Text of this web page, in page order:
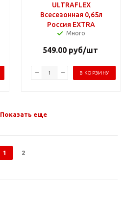
ULTRAFLEX
Всесезонная 0,65л
Россия EXTRA
Много
549.00руб/шт
В КОРЗИНУ
Показать еще
1 2